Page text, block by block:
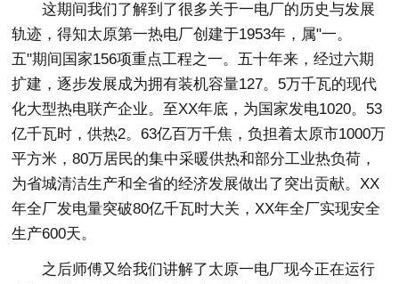
这期间我们了解到了很多关于一电厂的历史与发展
轨迹，得知太原第一热电厂创建于1953年，属"一。
五"期间国家156项重点工程之一。五十年来，经过六期
扩建，逐步发展成为拥有装机容量127。5万千瓦的现代
化大型热电联产企业。至XX年底，为国家发电1020。53
亿千瓦时，供热2。63亿百万千焦，负担着太原市1000万
平方米，80万居民的集中采暖供热和部分工业热负荷，
为省城清洁生产和全省的经济发展做出了突出贡献。XX
年全厂发电量突破80亿千瓦时大关，XX年全厂实现安全
生产600天。
之后师傅又给我们讲解了太原一电厂现今正在运行